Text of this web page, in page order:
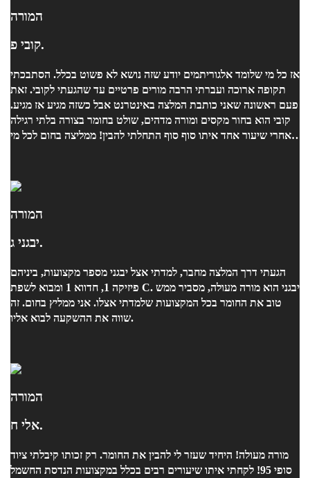
המורה
קובי פ.
אז כל מי שלומד אלגוריתמים יודע שזה נושא לא פשוט בכלל. הסתבכתי
תקופה ארוכה ועברתי הרבה מורים פרטיים עד שהגעתי לקובי. זאת
פעם ראשונה שאני כותבת המלצה באינטרנט אבל כשזה מגיע אז מגיע.
קובי הוא בחור מקסים ומורה מדהים, שולט בחומר בצורה בלתי רגילה
ואחרי שיעור אחד איתו סוף סוף התחלתי להבין! ממליצה בחום לכל מי
המורה
יבגני ג.
הגעתי דרך המלצה מחבר, למדתי אצל יבגני מספר מקצועות, ביניהם
פיזיקה 1, חדווא 1 ומבוא לשפת C. יבגני הוא מורה מעולה, מסביר ממש
טוב את החומר בכל המקצועות שלמדתי אצלו. אני ממליץ בחום. זה
שווה את ההשקעה לבוא אליו.
המורה
אלי ח.
מורה מעולה! היחיד שעזר לי להבין את החומר. רק זכותו קיבלתי ציוד
סופי 95! לקחתי איתו שיעורים רבים בכלל במקצועות הנדסת החשמל